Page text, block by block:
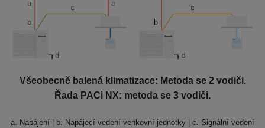
Všeobecně balená klimatizace: Metoda se 2 vodiči.
Řada PACi NX: metoda se 3 vodiči.
a. Napájení | b. Napájecí vedení venkovní jednotky
| c. Signální vedení